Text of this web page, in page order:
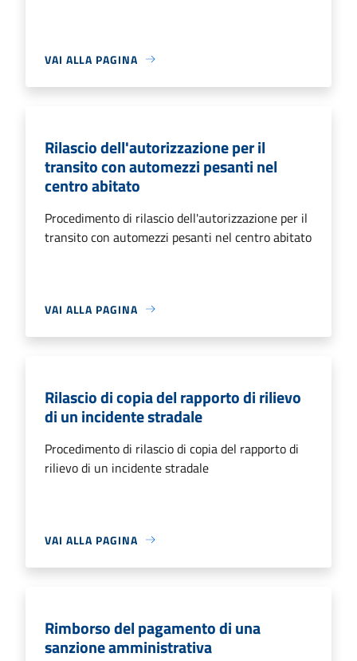
VAI ALLA PAGINA
Rilascio dell'autorizzazione per il
transito con automezzi pesanti nel
centro abitato
Procedimento di rilascio dell'autorizzazione per il
transito con automezzi pesanti nel centro abitato
VAI ALLA PAGINA
Rilascio di copia del rapporto di rilievo
di un incidente stradale
Procedimento di rilascio di copia del rapporto di
rilievo di un incidente stradale
VAI ALLA PAGINA
Rimborso del pagamento di una
sanzione amministrativa